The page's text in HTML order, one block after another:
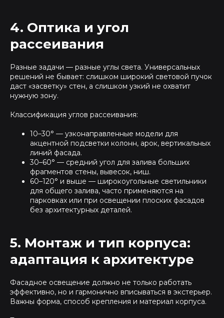
4. Оптика и угол
рассеивания
Разные задачи — разные углы света. Универсальных
решений не бывает: слишком широкий световой пучок
даст «засветку» стен, а слишком узкий не охватит
нужную зону.
Классификация углов рассеивания:
10–30° — узконаправленные модели для
акцентной подсветки колонн, арок, вертикальных
линий фасада.
30–60° — средний угол для залива больших
фрагментов стены, вывесок, ниш.
60–120° и выше — широкоугольные светильники
для общего залива, часто применяются на
парковках или при освещении плоских фасадов
без архитектурных деталей.
5. Монтаж и тип корпуса:
адаптация к архитектуре
Фасадное освещение должно не только работать
эффективно, но и гармонично вписываться в экстерьер.
Важны форма, способ крепления и материал корпуса.